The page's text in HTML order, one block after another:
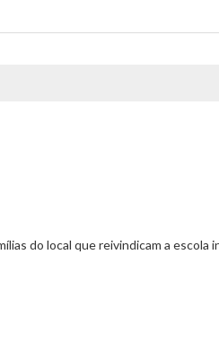
do local que reivindicam a escola